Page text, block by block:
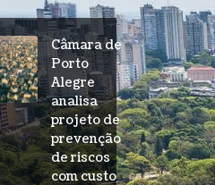
Câmara de
Porto
Alegre
analisa
projeto de
prevenção
de riscos
com custo